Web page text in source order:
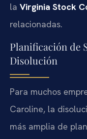
la Virginia Stock
relacionadas.
Planificación de
Disolución
Para muchos
Caroline, la
más amplia de